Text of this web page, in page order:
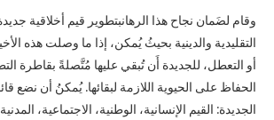
وقام لضَمان نجاح هذا الرهانبتطوير قيم أخلاقية
التقليدية والدينية بحيثُ يُمكن، إذا ما وصلت هذه
أو التعطل، للجديدة أَن تُبقي عليها مُتَّصلةً بقاطرة
الحفاظ على الحيوية اللازمة لبقائها. يُمكنُ أن نضع
الجديدة: القيم الإنسانية، الوطنية، الاجتماعية،